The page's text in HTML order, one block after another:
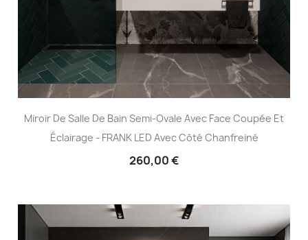
Miroir De Salle De Bain Semi-Ovale Avec Face Coupée Et
Éclairage - FRANK LED Avec Côté Chanfreiné
260,00 €